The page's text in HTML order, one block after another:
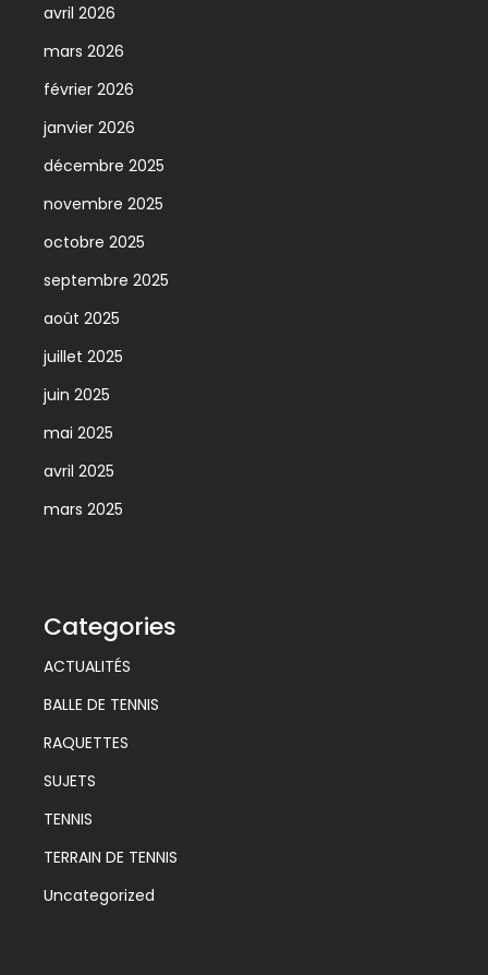
avril 2026
mars 2026
février 2026
janvier 2026
décembre 2025
novembre 2025
octobre 2025
septembre 2025
août 2025
juillet 2025
juin 2025
mai 2025
avril 2025
mars 2025
Categories
ACTUALITÉS
BALLE DE TENNIS
RAQUETTES
SUJETS
TENNIS
TERRAIN DE TENNIS
Uncategorized